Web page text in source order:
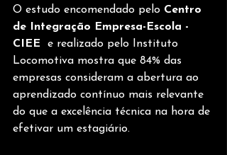
O estudo encomendado pelo Centro
de Integração Empresa-Escola -
CIEE e realizado pelo Instituto
Locomotiva mostra que 84% das
empresas consideram a abertura ao
aprendizado contínuo mais relevante
do que a excelência técnica na hora de
efetivar um estagiário.